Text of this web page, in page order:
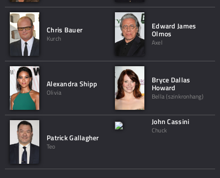
Chris Bauer
Kurch
Edward James
Olmos
Axel
Alexandra Shipp
Olivia
Bryce Dallas
Howard
Bella (szinkronhang)
Patrick Gallagher
Teo
John Cassini
Chuck